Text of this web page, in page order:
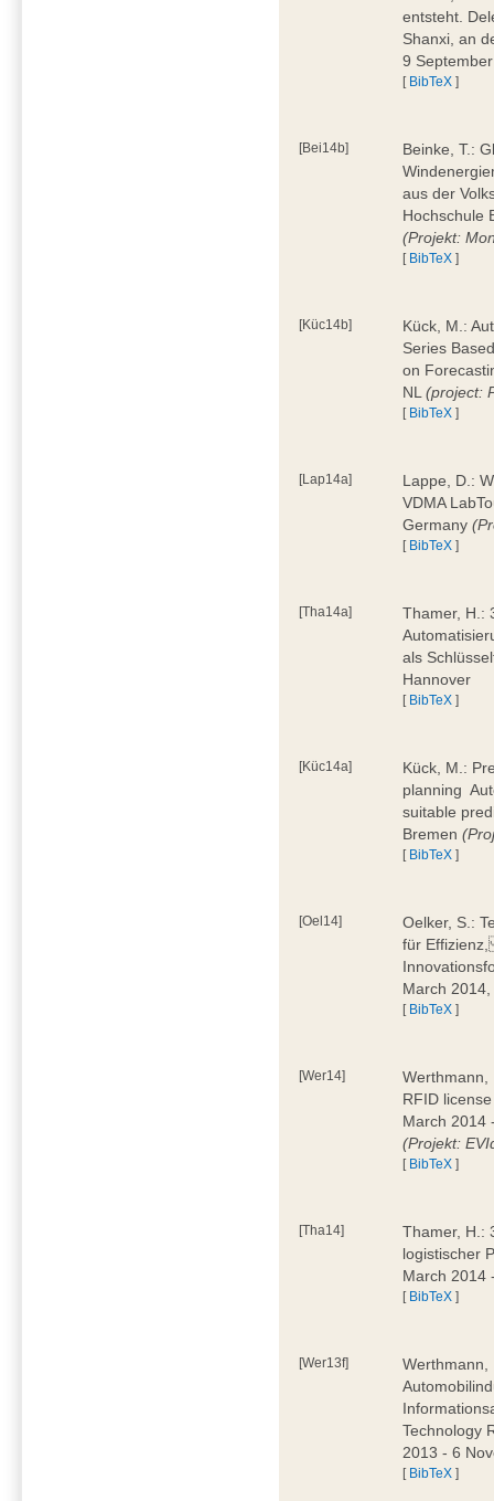
entsteht.
Shanxi, an
9
[ BibTeX ]
[Bei14b]
Beinke, T.:
aus der
Hochschule
(Projekt:
[ BibTeX ]
[Küc14b]
Kück, M.:
Series
on
NL(project:
[ BibTeX ]
[Lap14a]
Lappe, D.:
VDMA
Germany
[ BibTeX ]
[Tha14a]
Thamer, H.:
als
Hannover
[ BibTeX ]
[Küc14a]
Kück, M.:
planning 
suitable
Bremen
[ BibTeX ]
[Oel14]
Oelker, S.:
für
March
[ BibTeX ]
[Wer14]
Werthmann,
RFID
March 2014
(Projekt:
[ BibTeX ]
[Tha14]
Thamer, H.:
logistischer
March 2014
[ BibTeX ]
[Wer13f]
Werthmann,
Technology
2013 - 6
[ BibTeX ]